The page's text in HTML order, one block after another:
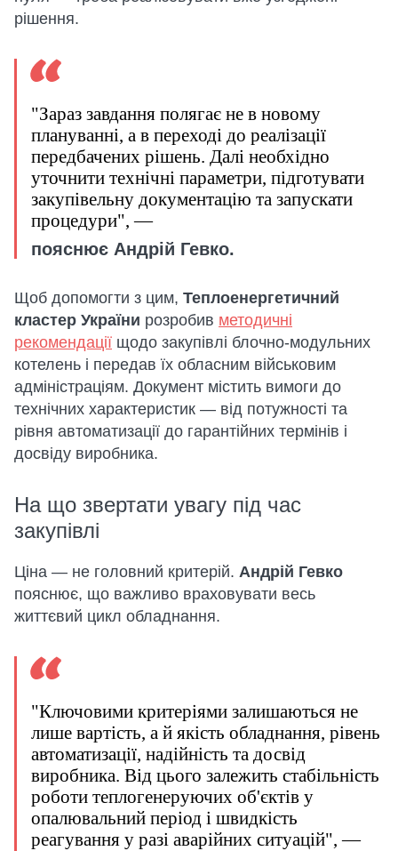
рішення.
"Зараз завдання полягає не в новому
плануванні, а в переході до реалізації
передбачених рішень. Далі необхідно
уточнити технічні параметри, підготувати
закупівельну документацію та запускати
процедури", —
пояснює Андрій Гевко.
Щоб допомогти з цим, Теплоенергетичний
кластер України розробив методичні
рекомендації щодо закупівлі блочно-модульних
котелень і передав їх обласним військовим
адміністраціям. Документ містить вимоги до
технічних характеристик — від потужності та
рівня автоматизації до гарантійних термінів і
досвіду виробника.
На що звертати увагу під час
закупівлі
Ціна — не головний критерій. Андрій Гевко
пояснює, що важливо враховувати весь
життєвий цикл обладнання.
"Ключовими критеріями залишаються не
лише вартість, а й якість обладнання, рівень
автоматизації, надійність та досвід
виробника. Від цього залежить стабільність
роботи теплогенеруючих об'єктів у
опалювальний період і швидкість
реагування у разі аварійних ситуацій", —